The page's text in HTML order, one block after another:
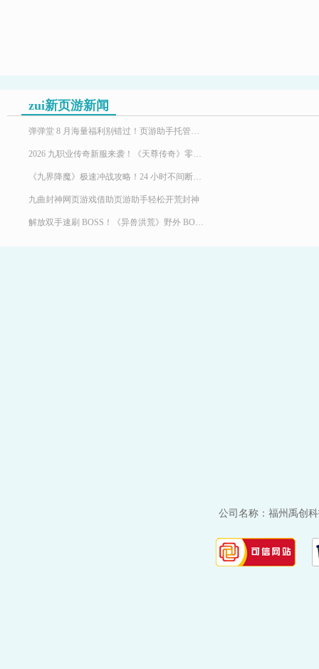
zui新页游新闻
弹弹堂 8 月海量福利别错过！页游助手托管挂机，限定时装轻松到手
2026 九职业传奇新服来袭！《天尊传奇》零氪高效发育，快速玩转霸服
《九界降魔》极速冲战攻略！24 小时不间断堆战力霸服
九曲封神网页游戏借助页游助手轻松开荒封神
解放双手速刷 BOSS！《异兽洪荒》野外 BOSS 玩法，页游助手挂机打宝两不误
公司名称：福州禹创